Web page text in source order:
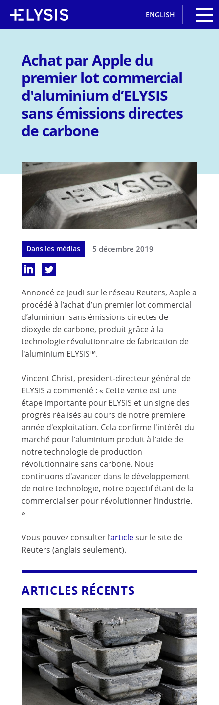
Jump
navigation
ENGLISH
Achat par Apple du
premier lot commercial
d'aluminium d’ELYSIS
sans émissions directes
de carbone
Dans les médias 5 décembre 2019
Annoncé ce jeudi sur le réseau Reuters, Apple a
procédé à l’achat d’un premier lot commercial
d’aluminium sans émissions directes de
dioxyde de carbone, produit grâce à la
technologie révolutionnaire de fabrication de
l'aluminium ELYSIS™.
Vincent Christ, président-directeur général de
ELYSIS a commenté : « Cette vente est une
étape importante pour ELYSIS et un signe des
progrès réalisés au cours de notre première
année d'exploitation. Cela confirme l'intérêt du
marché pour l'aluminium produit à l'aide de
notre technologie de production
révolutionnaire sans carbone. Nous
continuons d'avancer dans le développement
de notre technologie, notre objectif étant de la
commercialiser pour révolutionner l’industrie.
»
Vous pouvez consulter l’articlesur le site de
Reuters (anglais seulement).
ARTICLES RÉCENTS